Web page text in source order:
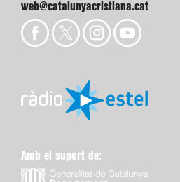
web@catalunyacristiana.cat
Amb el suport de: